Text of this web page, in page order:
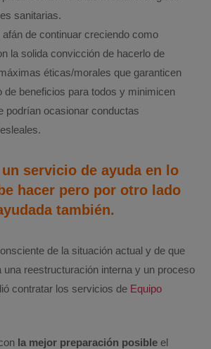
sanitarias.
de continuar creciendo como
la solida convicción de hacerlo de
éticas/morales que garanticen
de beneficios para todos y minimicen
podrían ocasionar conductas
servicio de ayuda en lo
hacer pero por otro lado
también.
de la situación actual y de que
una reestructuración interna y un proceso
contratar los servicios de Equipo
la mejor preparación posible el